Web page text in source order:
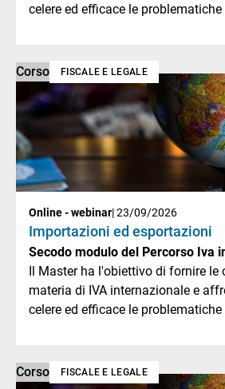
celere ed efficace le
Corso FISCALE E LEGALE
Online - webinar| 23/09/2026
Importazioni ed esportazioni
Secodo modulo del Percorso Iva
Il Master ha l'obiettivo di fornire le
materia di IVA internazionale e
celere ed efficace le
Corso FISCALE E LEGALE